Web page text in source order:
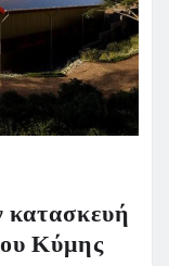
κατασκευή
Κύμης